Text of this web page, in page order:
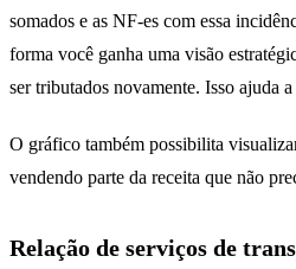
somados e as NF-es com essa
forma você ganha uma visão
ser tributados novamente. Isso ajuda
O gráfico também possibilita
vendendo parte da receita que não
Relação de serviços de